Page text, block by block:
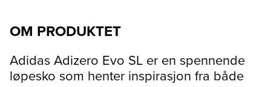
OM PRODUKTET
Adidas Adizero Evo SL er en spennende
løpesko som henter inspirasjon fra både